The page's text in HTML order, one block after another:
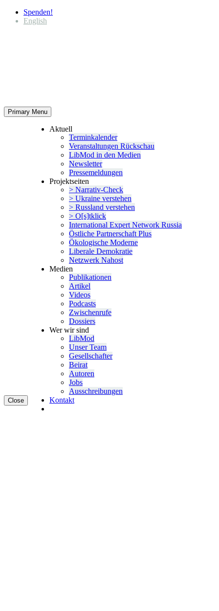
Spenden!
English
Primary Menu
Close
Aktuell
Termin­ka­lender
Veran­stal­tungen Rückschau
LibMod in den Medien
Newsletter
Presse­mel­dungen
Projekt­seiten
> Narrativ-Check
> Ukraine verstehen
> Russland verstehen
> O[s]tklick
Inter­na­tional Expert Network Russia
Östliche Partner­schaft Plus
Ökolo­gische Moderne
Liberale Demokratie
Netzwerk Nahost
Medien
Publi­ka­tionen
Artikel
Videos
Podcasts
Zwischenrufe
Dossiers
Wer wir sind
LibMod
Unser Team
Gesell­schafter
Beirat
Autoren
Jobs
Ausschrei­bungen
Kontakt